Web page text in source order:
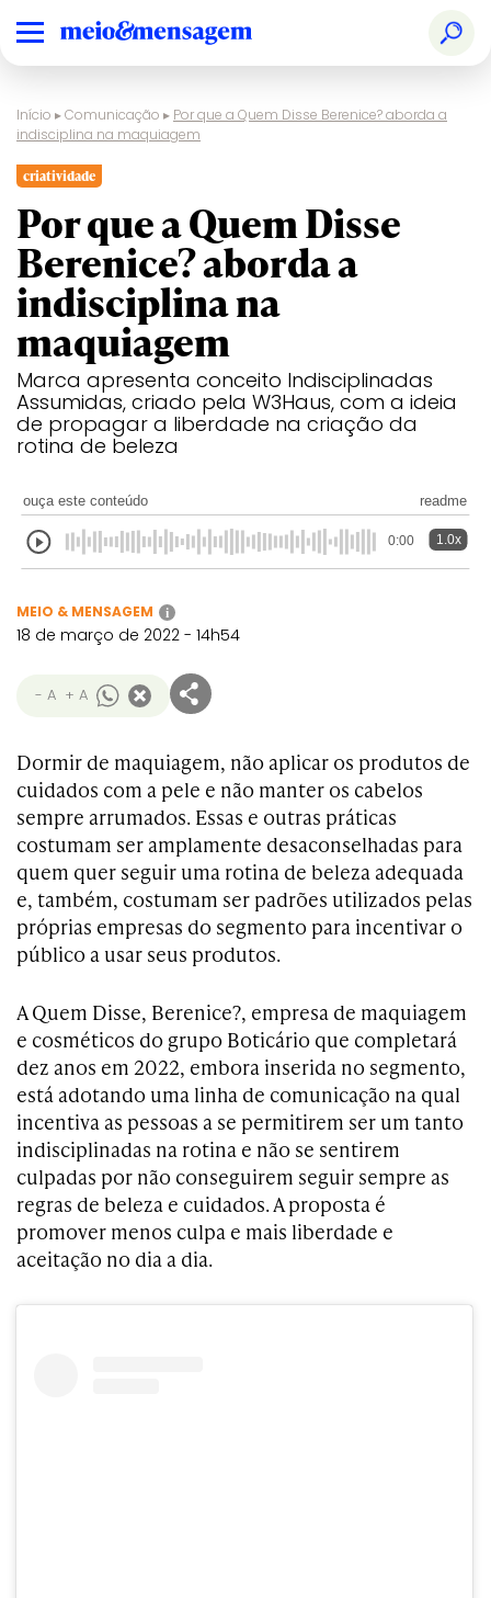
Início ▸Comunicação ▸ Por que a Quem Disse Berenice? aborda a
indisciplina na maquiagem
criatividade
Por que a Quem Disse
Berenice? aborda a
indisciplina na
maquiagem
Marca apresenta conceito Indisciplinadas
Assumidas, criado pela W3Haus, com a ideia
de propagar a liberdade na criação da
rotina de beleza
ouça este conteúdo readme
0:00 1.0x
MEIO & MENSAGEM i
18 de março de 2022 - 14h54
- A + A
Dormir de maquiagem, não aplicar os produtos de
cuidados com a pele e não manter os cabelos
sempre arrumados. Essas e outras práticas
costumam ser amplamente desaconselhadas para
quem quer seguir uma rotina de beleza adequada
e, também, costumam ser padrões utilizados pelas
próprias empresas do segmento para incentivar o
público a usar seus produtos.
A Quem Disse, Berenice?, empresa de maquiagem
e cosméticos do grupo Boticário que completará
dez anos em 2022, embora inserida no segmento,
está adotando uma linha de comunicação na qual
incentiva as pessoas a se permitirem ser um tanto
indisciplinadas na rotina e não se sentirem
culpadas por não conseguirem seguir sempre as
regras de beleza e cuidados. A proposta é
promover menos culpa e mais liberdade e
aceitação no dia a dia.